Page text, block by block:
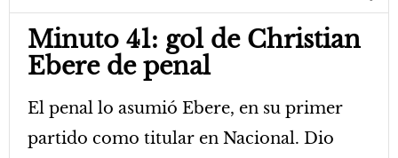
Minuto 41: gol de Christian
Ebere de penal
El penal lo asumió Ebere, en su primer
partido como titular en Nacional. Dio